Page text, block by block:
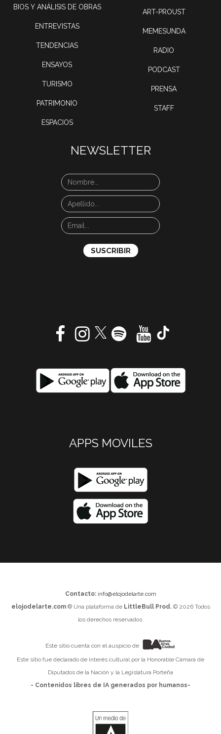
BIOS Y ANÁLISIS DE OBRAS
ENTREVISTAS
TENDENCIAS
ENSAYOS
TURISMO
PATRIMONIO
ESPACIOS
ART-PROUST
MEMESUNDA
RADIO
PODCAST
PRENSA
STAFF
NEWSLETTER
APPS MOVILES
Contacto: info@elojodelarte.com
elojodelarte.com® Una plataforma de LittleBull Prod.© 2026 Todos
los derechos reservados.
Este sitio cuenta con el auspicio de
Este sitio fue declarado de interés cultural por la Honorable Cámara de
Diputados de la Nación y la Legislatura Porteña
- Contenidos libres de IA generados por humanos-